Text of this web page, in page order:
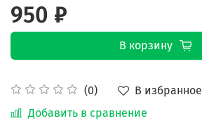
(0)
В избранное
Добавить в сравнение
950 ₽
В корзину